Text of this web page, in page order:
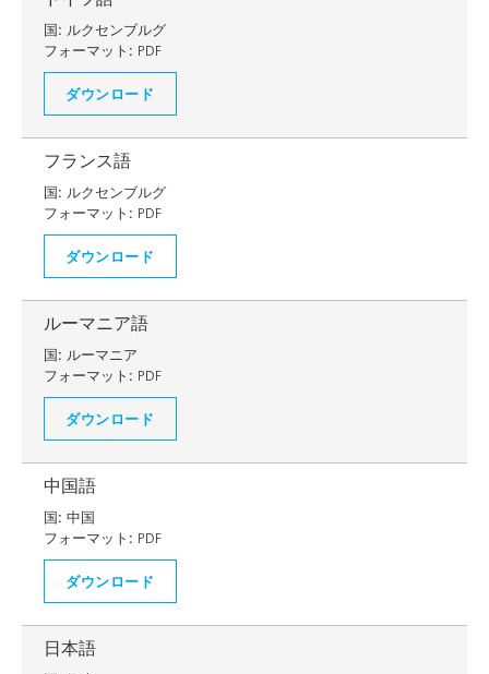
国: ルクセンブルグ
フォーマット: PDF
ダウンロード
フランス語
国: ルクセンブルグ
フォーマット: PDF
ダウンロード
ルーマニア語
国: ルーマニア
フォーマット: PDF
ダウンロード
中国語
国: 中国
フォーマット: PDF
ダウンロード
日本語